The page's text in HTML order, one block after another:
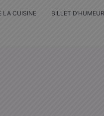
LA CUISINE BILLET D’HUMEUR